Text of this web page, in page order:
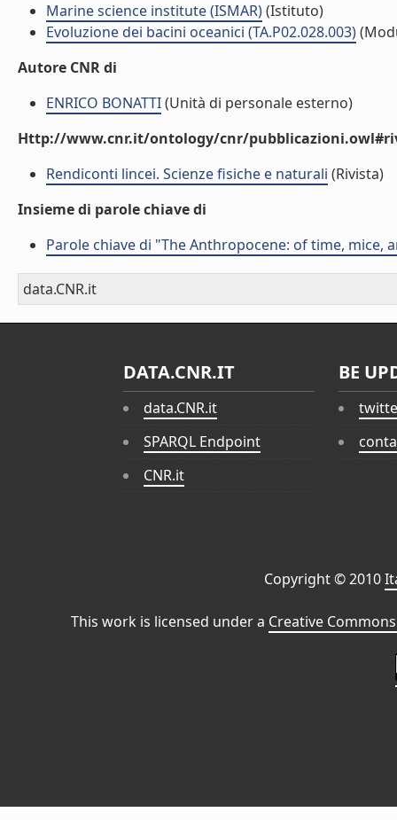
Marine science institute (ISMAR)(Istituto)
Evoluzione dei bacini oceanici (TA.P02.028.003)
Autore CNR di
ENRICO BONATTI(Unità di personale esterno)
Http://www.cnr.it/ontology/cnr/
Rendiconti lincei. Scienze fisiche e naturali (Rivista)
Insieme di parole chiave di
Parole chiave di "The Anthropocene: of time, mice,
data.CNR.it
DATA.CNR.IT
data.CNR.it
SPARQL Endpoint
CNR.it
BE
Copyright © 2010
This work is licensed under a Creative